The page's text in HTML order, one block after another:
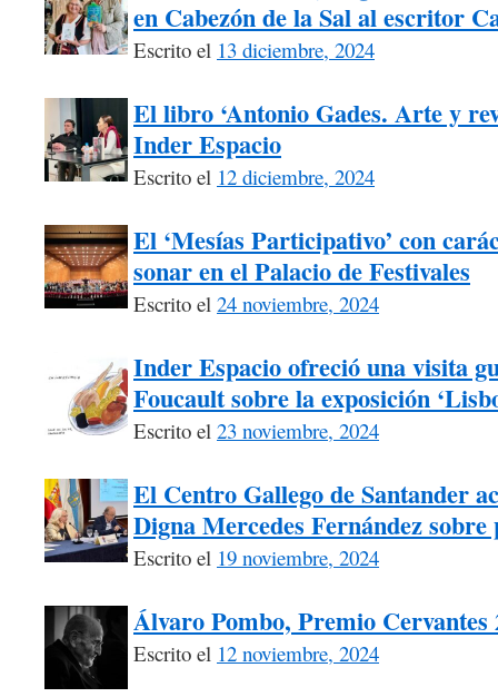
en Cabezón de la Sal al escritor
Escrito el 13 diciembre, 2024
El libro ‘Antonio Gades. Arte y
Inder Espacio
Escrito el 12 diciembre, 2024
El ‘Mesías Participativo’ con
sonar en el Palacio de Festivales
Escrito el 24 noviembre, 2024
Inder Espacio ofreció una visita
Foucault sobre la exposición
Escrito el 23 noviembre, 2024
El Centro Gallego de Santander
Digna Mercedes Fernández
Escrito el 19 noviembre, 2024
Álvaro Pombo, Premio Cervantes
Escrito el 12 noviembre, 2024